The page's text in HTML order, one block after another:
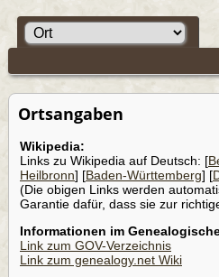
Ortsangaben
Wikipedia:
Links zu Wikipedia auf Deutsch: [
Heilbronn] [Baden-Württemberg] [
(Die obigen Links werden
Garantie dafür, dass sie zur
Informationen im
Link zum GOV-Verzeichnis
Link zum genealogy.net Wiki